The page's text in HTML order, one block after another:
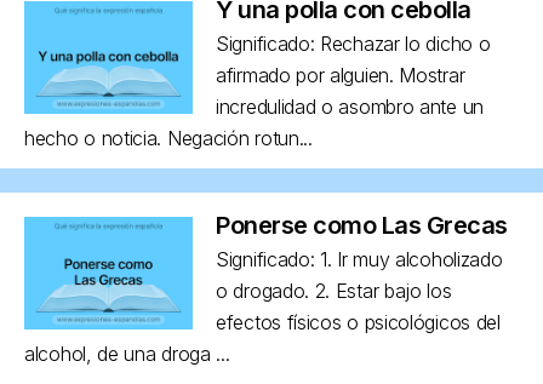
Y una polla con cebolla
Significado: Rechazar lo dicho o
afirmado por alguien. Mostrar
incredulidad o asombro ante un
hecho o noticia. Negación rotun...
Ponerse como Las Grecas
Significado: 1. Ir muy alcoholizado
o drogado. 2. Estar bajo los
efectos físicos o psicológicos del
alcohol, de una droga ...